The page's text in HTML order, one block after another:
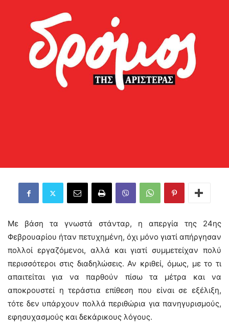
Με βάση τα γνωστά στάνταρ, η απεργία της 24ης
Φεβρουαρίου ήταν πετυχημένη, όχι μόνο γιατί απήργησαν
πολλοί εργαζόμενοι, αλλά και γιατί συμμετείχαν πολύ
περισσότεροι στις διαδηλώσεις. Αν κριθεί, όμως, με το τι
απαιτείται για να παρθούν πίσω τα μέτρα και να
αποκρουστεί η τεράστια επίθεση που είναι σε εξέλιξη,
τότε δεν υπάρχουν πολλά περιθώρια για πανηγυρισμούς,
εφησυχασμούς και δεκάρικους λόγους.